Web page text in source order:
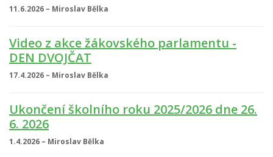
11.6.2026 – Miroslav Bělka
Video z akce žákovského parlamentu -
DEN DVOJČAT
17.4.2026 – Miroslav Bělka
Ukončení školního roku 2025/2026 dne 26.
6. 2026
1.4.2026 – Miroslav Bělka